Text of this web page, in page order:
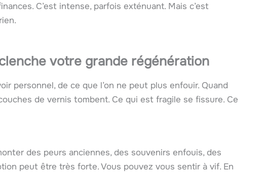
C’est intense, parfois exténuant. Mais c’est
votre grande régénération
personnel, de ce que l’on ne peut plus enfouir. Quand
de vernis tombent. Ce qui est fragile se fissure. Ce
des peurs anciennes, des souvenirs enfouis, des
peut être très forte. Vous pouvez vous sentir à vif. En